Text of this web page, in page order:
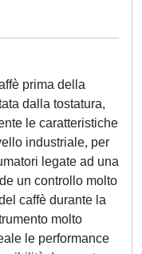
prima della
dalla tostatura,
le caratteristiche
industriale, per
legate ad una
un controllo molto
caffè durante la
molto
le performance